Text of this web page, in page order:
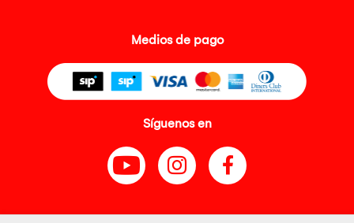
Medios de pago
Síguenos en